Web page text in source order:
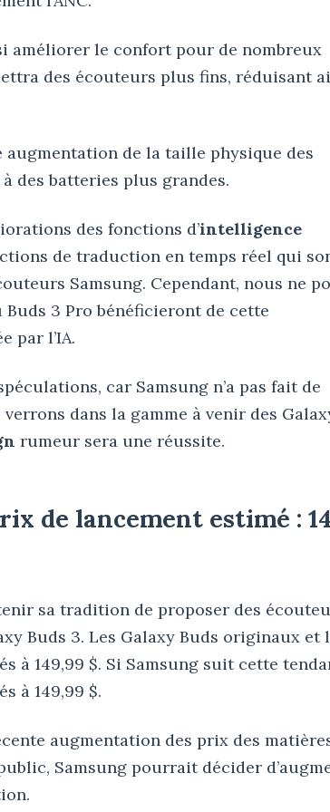
améliorer le confort pour de nombreux
des écouteurs plus fins, réduisant
augmentation de la taille physique des
des batteries plus grandes.
des fonctions d’intelligence
de traduction en temps réel qui
Samsung. Cependant, nous ne
3 Pro bénéficieront de cette
par l’IA.
car Samsung n’a pas fait de
dans la gamme à venir des
rumeur sera une réussite.
de lancement estimé :
sa tradition de proposer des
Buds 3. Les Galaxy Buds originaux et
à 149,99 $. Si Samsung suit cette
à 149,99 $.
augmentation des prix des
Samsung pourrait décider